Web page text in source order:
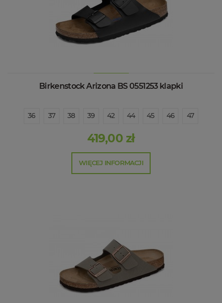
Birkenstock Arizona BS 0551253 klapki
36 37 38 39 42 44 45 46 47
419,00 zł
WIĘCEJ INFORMACJI